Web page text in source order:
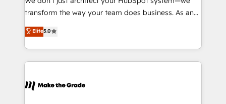
d’entreprise. Grâce à une méthodologie éprouvée
rapidement vos enjeux et intégrons parfaitement
HubSpot dans votre organisation. Pour toute
un échange dédié.
transform the way your team does business. As an
Elite HubSpot Solutions Partner, we specialize in
creating tailored, end-to-end CRM solutions that
accelerate growth, improve operational efficiency,
and ensure faster time to value on HubSpot. What
day one, our team takes the time to deeply
Elite5.0